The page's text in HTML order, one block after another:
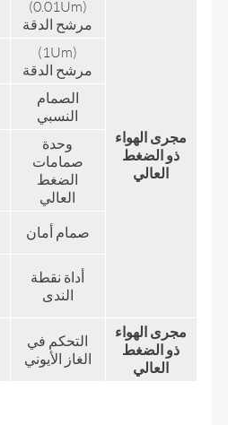
مجرى الهواء
ذو ​​الضغط
العالي
(0.01Um)
مرشح الدقة
(1Um)
مرشح الدقة
الصمام
النسبي
وحدة
صمامات
الضغط
العالي
صمام أمان
أداة نقطة
الندى
مجرى الهواء
ذو ​​الضغط
العالي
التحكم في
الغاز الأيوني